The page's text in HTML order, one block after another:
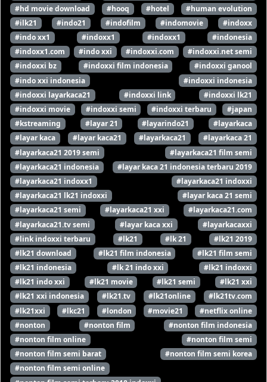
#hd movie download
#hooq #hotel
#human evolution
#ilk21
#indo21 #indofilm #indomovie
#indoxx
#indo xx1
#indoxx1 #indoxx1
#indonesia
#indoxx1.com
#indo xxi #indoxxi.com
#indoxxi.net semi
#indoxxi bz
#indoxxi film indonesia
#indoxxi ganool
#indo xxi indonesia
#indoxxi indonesia
#indoxxi layarkaca21
#indoxxi link
#indoxxi lk21
#indoxxi movie
#indoxxi semi #indoxxi terbaru
#japan
#kstreaming
#layar 21 #layarindo21
#layarkaca
#layar kaca
#layar kaca21 #layarkaca21
#layarkaca 21
#layarkaca21 2019 semi
#layarkaca21 film semi
#layarkaca21 indonesia
#layar kaca 21 indonesia terbaru 2019
#layarkaca21 indoxx1
#layarkaca21 indoxxi
#layarkaca21 lk21 indoxxi
#layar kaca 21 semi
#layarkaca21 semi
#layarkaca21 xxi
#layarkaca21.com
#layarkaca21.tv semi
#layar kaca xxi
#layarkacaxxi
#link indoxxi terbaru
#lk21 #lk 21
#lk21 2019
#lk21 download
#lk21 film indonesia
#lk21 film semi
#lk21 indonesia
#lk 21 indo xxi
#lk21 indoxxi
#lk21 indo xxi
#lk21 movie #lk21 semi
#lk21 xxi
#lk21 xxi indonesia
#lk21.tv #lk21online
#lk21tv.com
#lk21xxi
#lkc21 #london #movie21
#netflix online
#nonton
#nonton film
#nonton film indonesia
#nonton film online
#nonton film semi
#nonton film semi barat
#nonton film semi korea
#nonton film semi online